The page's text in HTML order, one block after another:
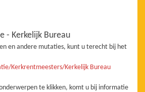
- Kerkelijk Bureau
en andere mutaties, kunt u terecht bij het
Kerkrentmeesters/Kerkelijk Bureau
te klikken, komt u bij informatie